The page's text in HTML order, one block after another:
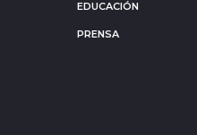
EDUCACIÓN
PRENSA